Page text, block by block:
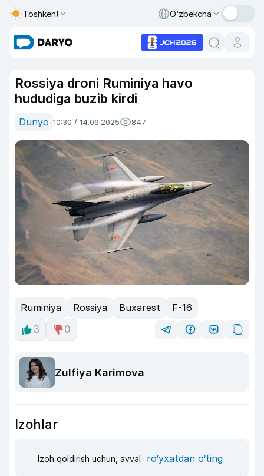
Toshkent O‘zbekcha
Rossiya droni Ruminiya havo
hududiga buzib kirdi
Dunyo 10:30 / 14.09.2025 847
Ruminiya Rossiya Buxarest
F-16
3
0
Zulfiya Karimova
Izohlar
Izoh qoldirish uchun, avval ro‘yxatdan o‘ting